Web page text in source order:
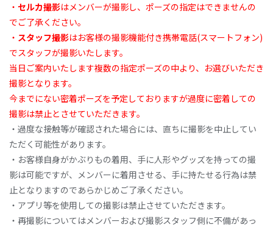
・ セルカ撮影はメンバーが撮影し、ポーズの指定はできませんの
でご了承ください。
・ スタッフ撮影はお客様の撮影機能付き携帯電話(スマートフォン)
でスタッフが撮影いたします。
当日ご案内いたします複数の指定ポーズの中より、お選びいただき
撮影となります。
今までにない密着ポーズを予定しておりますが過度に密着しての
撮影は禁止とさせていただきます。
・過度な接触等が確認された場合には、直ちに撮影を中止してい
ただく可能性があります。
・お客様自身がかぶりもの着用、手に人形やグッズを持っての撮
影は可能ですが、メンバーに着用させる、手に持たせる行為は禁
止となりますのであらかじめご了承ください。
・アプリ等を使用しての撮影は禁止させていただきます。
・再撮影についてはメンバーおよび撮影スタッフ側に不備があっ